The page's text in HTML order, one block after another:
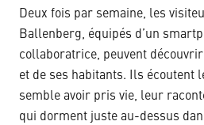
Deux fois par semaine, les
Ballenberg, équipés d’un
collaboratrice, peuvent
et de ses habitants. Ils écoutent
semble avoir pris vie, leur
qui dorment juste au-dessus